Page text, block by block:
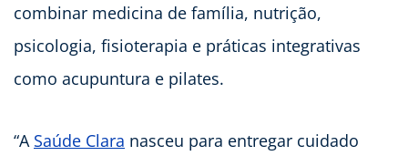
combinar medicina de família, nutrição,
psicologia, fisioterapia e práticas integrativas
como acupuntura e pilates.
“A Saúde Clara nasceu para entregar cuidado